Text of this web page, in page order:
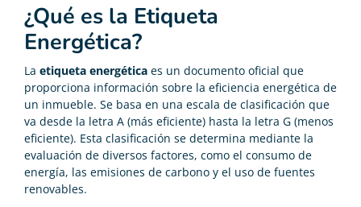
¿Qué es la Etiqueta
Energética?
La etiqueta energética es un documento oficial que
proporciona información sobre la eficiencia energética de
un inmueble. Se basa en una escala de clasificación que
va desde la letra A (más eficiente) hasta la letra G (menos
eficiente). Esta clasificación se determina mediante la
evaluación de diversos factores, como el consumo de
energía, las emisiones de carbono y el uso de fuentes
renovables.